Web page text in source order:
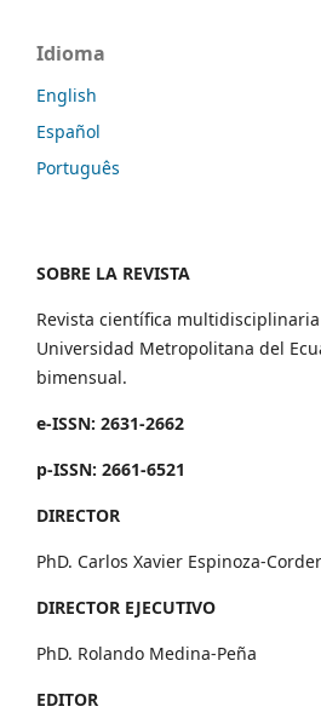
Idioma
English
Español
Português
SOBRE LA REVISTA
Revista científica
Universidad Metropolitana del
bimensual.
e-ISSN: 2631-2662
p-ISSN: 2661-6521
DIRECTOR
PhD. Carlos Xavier Espinoza-
DIRECTOR EJECUTIVO
PhD. Rolando Medina-Peña
EDITOR